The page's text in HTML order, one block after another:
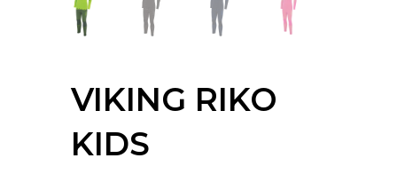
VIKING RIKO
KIDS